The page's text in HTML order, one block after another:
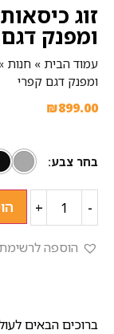
זוג
ומפנק
עמוד הבית » חנות
ומפנק דגם קפרי
ברוכים הבאים
₪899.00
בחר צבע
-
+
הוספה